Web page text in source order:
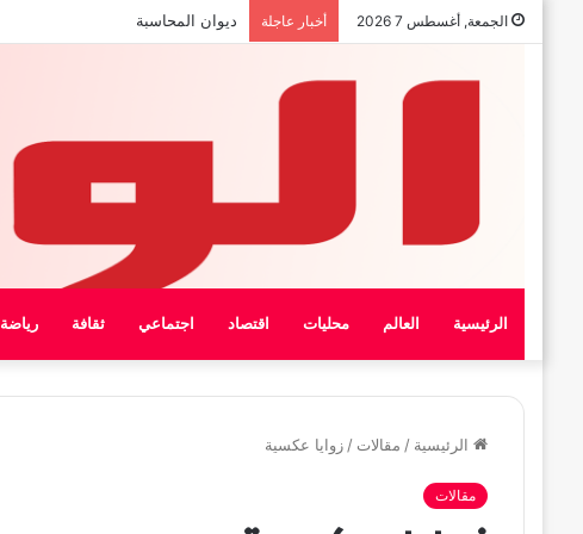
الجمعة, أغسطس 7 2026 أخبار عاجلة بيان الإتحاد الوطنى العام لعمال ليبيا
الرئيسية العالم محليات اقتصاد اجتماعي ثقافة رياضة
الرئيسية / مقالات / زوايا عكسية
مقالات